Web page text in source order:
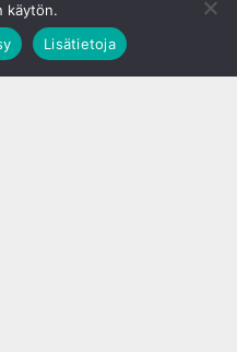
käytön.
Lisätietoja